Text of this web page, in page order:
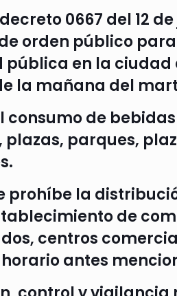
0667 del 12
orden público
en la ciudad
la mañana del
consumo de
plazas, parques,
prohíbe la
de
centros
antes